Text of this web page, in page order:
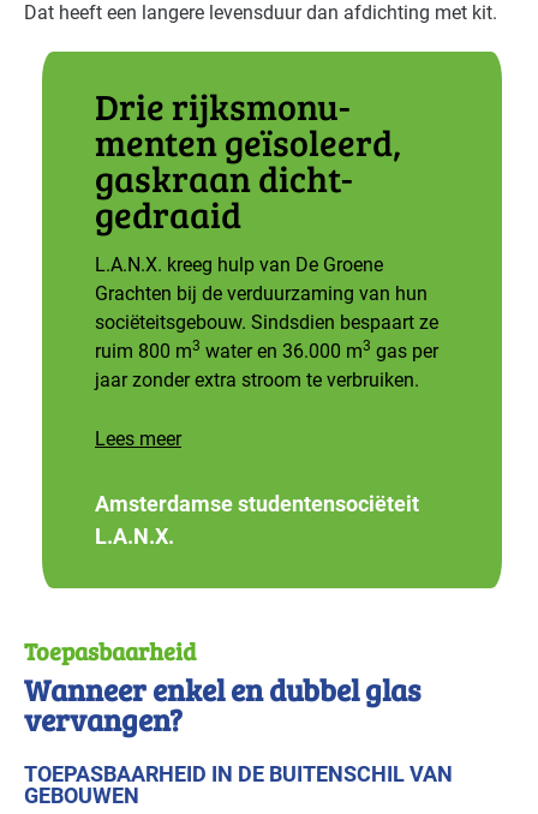
Dat heeft een langere levensduur dan afdichting met kit.
Drie rijksmonu­
menten geïsoleerd,
gaskraan dicht­
gedraaid
L.A.N.X. kreeg hulp van De Groene
Grachten bij de verduurzaming van hun
sociëteitsgebouw. Sindsdien bespaart ze
ruim 800 m3 water en 36.000 m3 gas per
jaar zonder extra stroom te verbruiken.
Lees meer
Amsterdamse studentensociëteit
L.A.N.X.
Toepasbaarheid
Wanneer enkel en dubbel glas
vervangen?
TOEPASBAARHEID IN DE BUITENSCHIL VAN
GEBOUWEN